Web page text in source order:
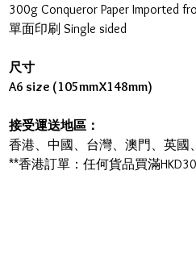
300g Conqueror Paper Imported
單面印刷 Single sided
尺寸
A6 size (105mmX148mm)
接受運送地區：
香港、中國、台灣、澳門、英國
**香港訂單：任何貨品買滿